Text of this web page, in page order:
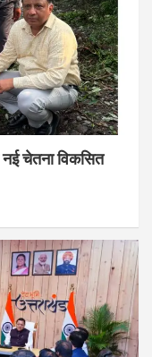
नई चेतना विकसित